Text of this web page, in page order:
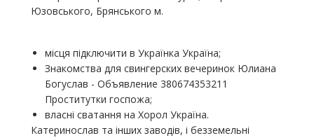
Юзовського, Брянського м.
місця підключити в Українка Україна;
Знакомства для свингерских вечеринок Юлиана
Богуслав - Объявление 380674353211
Проститутки госпожа;
власні сватання на Хорол Україна.
Катеринослав та інших заводів, і безземельні